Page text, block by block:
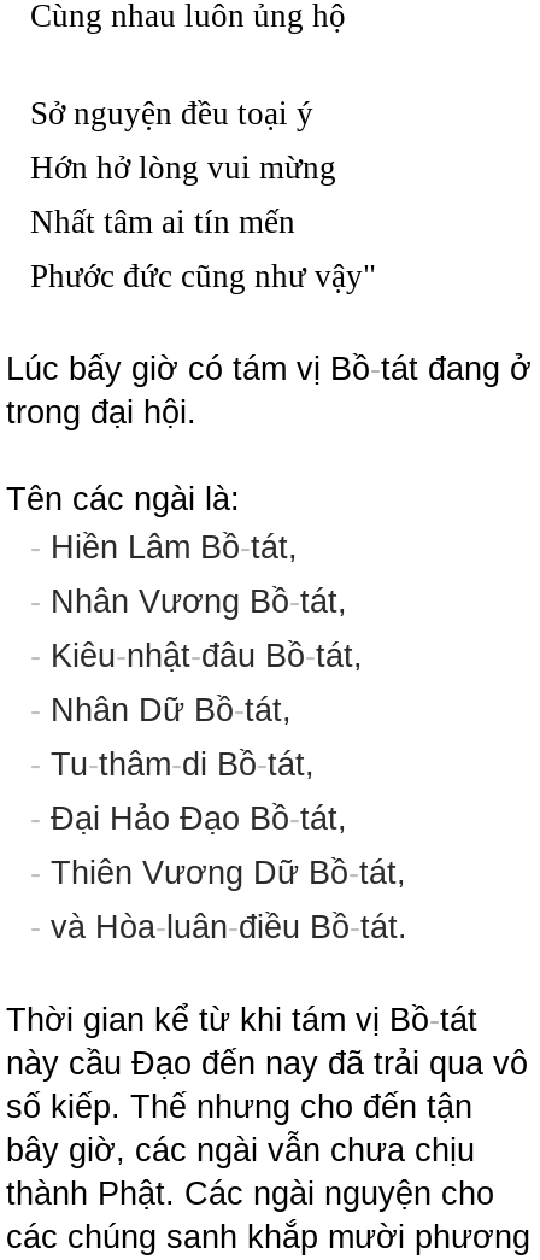
Cùng nhau luôn ủng hộ
Sở nguyện đều toại ý
Hớn hở lòng vui mừng
Nhất tâm ai tín mến
Phước đức cũng như vậy"
Lúc bấy giờ có tám vị Bồ-tát đang ở
trong đại hội.
Tên các ngài là:
- Hiền Lâm Bồ-tát,
- Nhân Vương Bồ-tát,
- Kiêu-nhật-đâu Bồ-tát,
- Nhân Dữ Bồ-tát,
- Tu-thâm-di Bồ-tát,
- Đại Hảo Đạo Bồ-tát,
- Thiên Vương Dữ Bồ-tát,
- và Hòa- luân-điều Bồ-tát.
Thời gian kể từ khi tám vị Bồ-tát
này cầu Đạo đến nay đã trải qua vô
số kiếp. Thế nhưng cho đến tận
bây giờ, các ngài vẫn chưa chịu
thành Phật. Các ngài nguyện cho
các chúng sanh khắp mười phương